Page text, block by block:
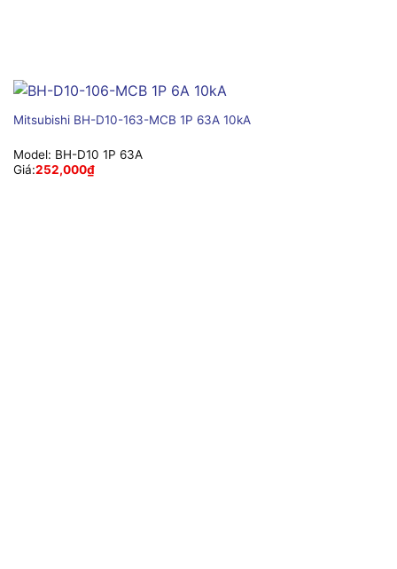
Mitsubishi BH-D10-163-MCB 1P 63A 10kA
Model: BH-D10 1P 63A
Giá:252,000₫